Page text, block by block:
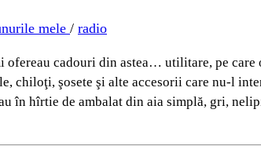
mele / radio
cadouri din astea… utilitare, pe
chiloţi, şosete şi alte accesorii care nu-l
în hîrtie de ambalat din aia simplă, gri,